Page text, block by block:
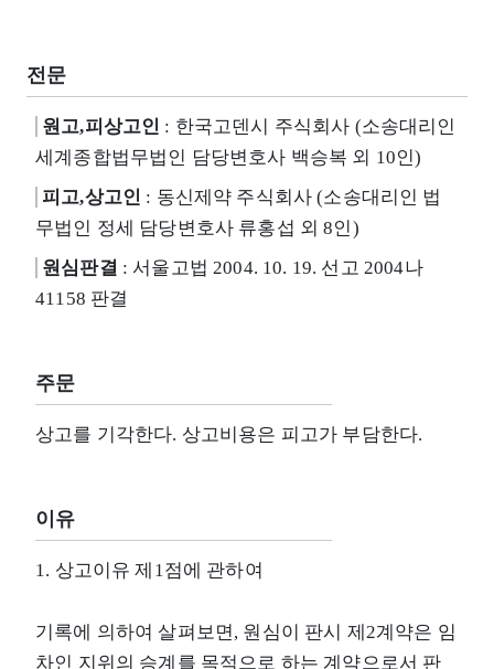
전문
원고,피상고인 : 한국고덴시 주식회사 (소송대리인
세계종합법무법인 담당변호사 백승복 외 10인)
피고,상고인 : 동신제약 주식회사 (소송대리인 법
무법인 정세 담당변호사 류홍섭 외 8인)
원심판결 : 서울고법 2004. 10. 19. 선고 2004나
41158 판결
주문
상고를 기각한다. 상고비용은 피고가 부담한다.
이유
1. 상고이유 제1점에 관하여
기록에 의하여 살펴보면, 원심이 판시 제2계약은 임
차인 지위의 승계를 목적으로 하는 계약으로서 판